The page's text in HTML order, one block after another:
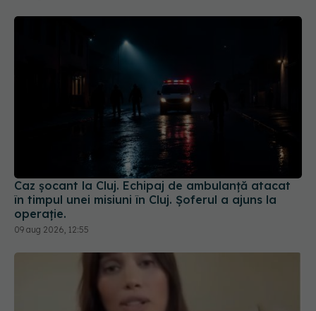
Caz șocant la Cluj. Echipaj de ambulanță atacat
în timpul unei misiuni în Cluj. Șoferul a ajuns la
09 aug 2026, 12:55